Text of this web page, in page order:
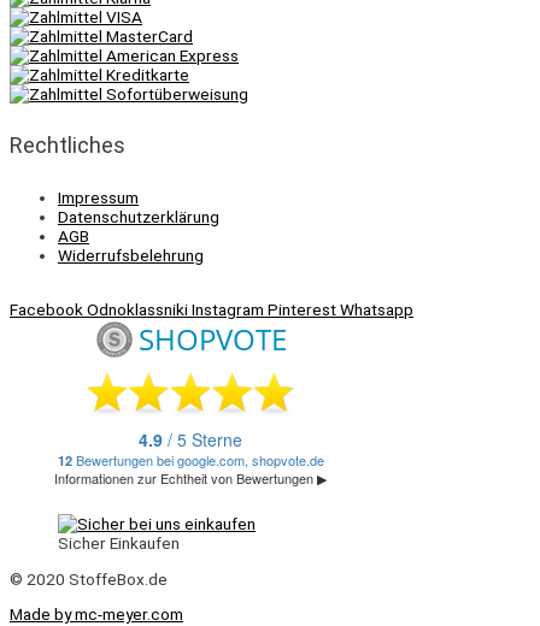
Rechtliches
Impressum
Datenschutzerklärung
AGB
Widerrufsbelehrung
FacebookOdnoklassnikiInstagram PinterestWhatsapp
Sicher Einkaufen
© 2020 StoffeBox.de
Made by mc-meyer.com